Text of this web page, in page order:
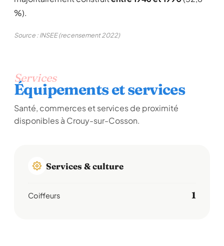
%).
Source : INSEE (recensement 2022)
Services
Équipements et services
Santé, commerces et services de proximité
disponibles à Crouy-sur-Cosson.
Services & culture
Coiffeurs 1